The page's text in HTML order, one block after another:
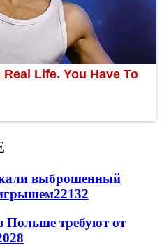
выброшенный
22132
Польше требуют от